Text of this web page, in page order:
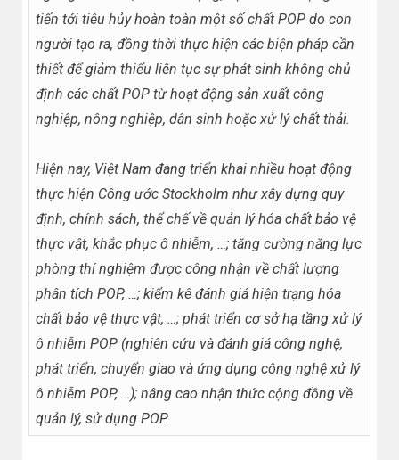
tiến tới tiêu hủy hoàn toàn một số chất POP do con
người tạo ra, đồng thời thực hiện các biện pháp cần
thiết để giảm thiểu liên tục sự phát sinh không chủ
định các chất POP từ hoạt động sản xuất công
nghiệp, nông nghiệp, dân sinh hoặc xử lý chất thải.
Hiện nay, Việt Nam đang triển khai nhiều hoạt động
thực hiện Công ước Stockholm như xây dựng quy
định, chính sách, thể chế về quản lý hóa chất bảo vệ
thực vật, khắc phục ô nhiễm, …; tăng cường năng lực
phòng thí nghiệm được công nhận về chất lượng
phân tích POP, …; kiểm kê đánh giá hiện trạng hóa
chất bảo vệ thực vật, …; phát triển cơ sở hạ tầng xử lý
ô nhiễm POP (nghiên cứu và đánh giá công nghệ,
phát triển, chuyển giao và ứng dụng công nghệ xử lý
ô nhiễm POP, …); nâng cao nhận thức cộng đồng về
quản lý, sử dụng POP.